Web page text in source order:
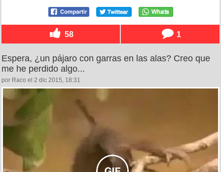
58 1
Espera, ¿un pájaro con garras en las alas? Creo que
me he perdido algo...
por Raco el 2 dic 2015, 18:31